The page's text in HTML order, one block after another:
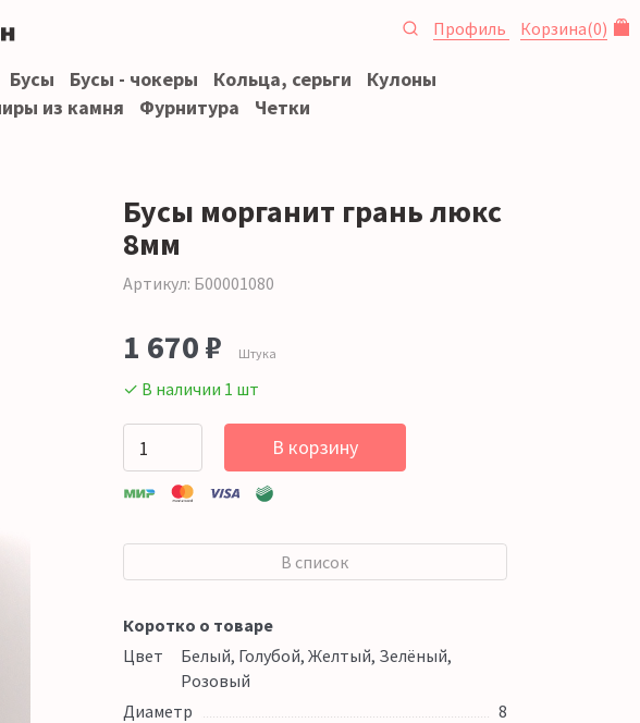
Профиль Корзина(0)
Бусы Бусы - чокеры Кольца, серьги
Кулоны
из камня Фурнитура Четки
Бусы морганит грань люкс
8мм
Артикул: Б00001080
1 670 ₽ Штука
✓ В наличии 1 шт
В корзину
В список
Коротко о товаре
Цвет
Белый, Голубой, Желтый, Зелёный,
Розовый
Диаметр
8